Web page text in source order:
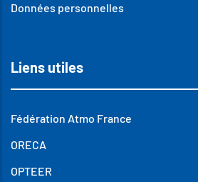
Données personnelles
Liens utiles
Fédération Atmo France
ORECA
OPTEER